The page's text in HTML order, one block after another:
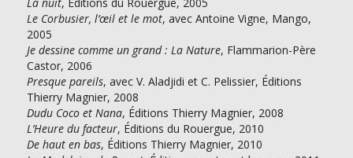
Le Corbusier, l’œil et le mot, avec Antoine Vigne, Mango,
2005
Je dessine comme un grand : La Nature, Flammarion-Père
Castor, 2006
Presque pareils, avec V. Aladjidi et C. Pelissier, Éditions
Thierry Magnier, 2008
Dudu Coco et Nana, Éditions Thierry Magnier, 2008
L’Heure du facteur, Éditions du Rouergue, 2010
De haut en bas, Éditions Thierry Magnier, 2010